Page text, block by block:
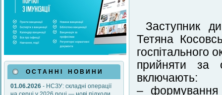
О С Т А Н Н І Н О В И Н И
01.06.2026 - НСЗУ: складні операції
Заступник
Тетяна
госпітального
прийняти за
включають:
– формування